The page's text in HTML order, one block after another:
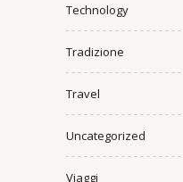
Technology
Tradizione
Travel
Uncategorized
Viaggi